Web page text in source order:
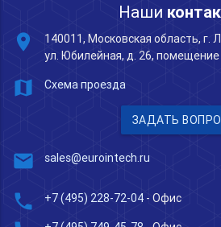
Наши
place
140011, Московская область, г.
ул. Юбилейная, д. 26, помещение
map Схема проезда
ЗАДАТЬ
mail sales@eurointech.ru
phone +7 (495) 228-72-04 - Офис